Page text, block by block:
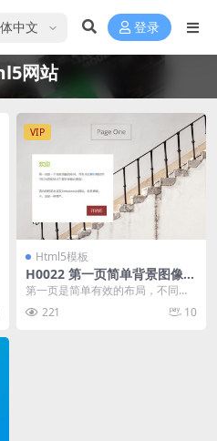
语言 登录
网站
VIP
Html5模板
H0022 第一页简单背景图像ht
ml网页模板
第一页是简单有效的布局，不同部
分的背景图像很漂亮。集成了多类
别图像库。
221 10